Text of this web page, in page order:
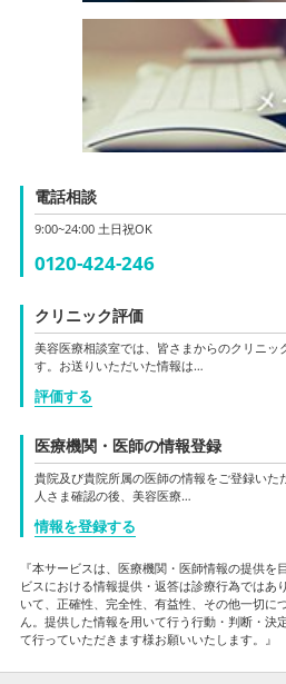
電話相談
9:00~24:00 土日祝OK
0120-424-246
クリニック評価
美容医療相談室では、皆さまからのクリニッ
す。お送りいただいた情報は…
評価する
医療機関・医師の情報登録
貴院及び貴院所属の医師の情報をご登録い
人さま確認の後、美容医療…
情報を登録する
『本サービスは、医療機関・医師情報の提供
ビスにおける情報提供・返答は診療行為ではあ
いて、正確性、完全性、有益性、その他一切に
ん。提供した情報を用いて行う行動・判断・決
て行っていただきます様お願いいたします。』